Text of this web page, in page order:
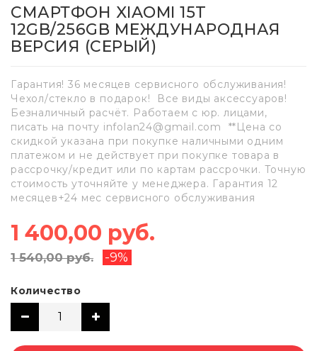
СМАРТФОН XIAOMI 15T
12GB/256GB МЕЖДУНАРОДНАЯ
ВЕРСИЯ (СЕРЫЙ)
Гарантия! 36 месяцев сервисного обслуживания!
Чехол/стекло в подарок! Все виды аксессуаров!
Безналичный расчёт. Работаем с юр. лицами,
писать на почту infolan24@gmail.com **Цена со
скидкой указана при покупке наличными одним
платежом и не действует при покупке товара в
рассрочку/кредит или по картам рассрочки. Точную
стоимость уточняйте у менеджера. Гарантия 12
месяцев+24 мес сервисного обслуживания
1 400,00 руб.
1 540,00 руб. -9%
Количество